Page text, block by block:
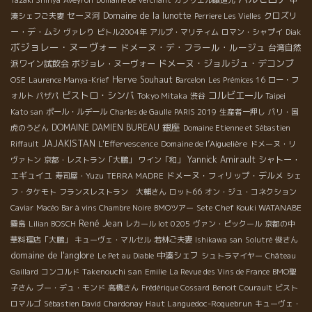
湊シェフご夫妻 セーヌ河 Domaine de la lunotte Perriere Les Vielles クロズリ
ー・デ・ムシ ヴァレり ピトル2004年 アルプ・マリティム ロマン・シャプイ Diak
ボジョレー・ヌーヴォー ドメーヌ・デ・フラール・ルージュ 台湾自然
派ワイン試飲会 ボジョレ・ヌーヴォー ドメーヌ・ジョルジュ・デコンブ
OSE Laurence Manya-Krief Herve Souhaut Barcelon Les Prémices 16 ロー・フ
ォルト パザパ ビストロ・シンバ Tokyo Mitaka 渋谷 コルビエール Taipei
Kato san ポール・ルデール Charles de Gaulle PARIS 2019 生産者一押し パリ・国
虎のうどん DOMAINE DAMIEN BUREAU 銀座 Domaine Etienne et Sébastien
Riffault JAJAKISTAN L'Effervescence Domaine de l’Aiguelière ドメーヌ・リ
ヴァトン 京都・レストラン「大鵬」 ワイン「和」 Yannick Amirault シャトー・
エギュイユ 寿司屋・Yuzu TERRA MADRE ドメーヌ・フィリップ・デルメ シェ
フ・タケモト フランスレストラン 大輔さん ロット66 オン・ジュ・コネクション
Caviar Macéo Bar à vins Chambre Noire BMOツアー Sete Chef Kouki WATANABE
霧島 Lilian BOSCH René Jean レカール lot 0205 ヴァン・ピックール 京都の中
華料理店「大鵬」
キューヴェ・マルセル 若林ご夫妻 Ishikawa san Solutré 俊さん
domaine de l'anglore Le Pet au Diable 中湊シェフ シュトラマイヤー Château
Gaillard コンコルド Takenouchi san Emilie La Revue des Vins de France BMO聖
子さん ブー・デュ・モンド 高橋さん Frédérique Cossard Benoit Courault ビスト
ロマルゴ Sébastien David Chardonay Haut Languedoc-Roquebrun キューヴェ・